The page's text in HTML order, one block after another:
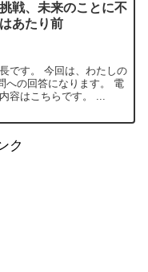
戦、未来のことに不
あたり前
です。 今回は、わたしの
への回答になります。 電
容はこちらです。 ...
ク